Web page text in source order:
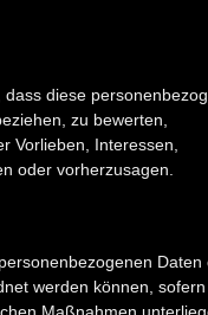
diese
zu bewerten,
Vorlieben, Interessen,
oder vorherzusagen.
Daten
werden können, sofern
Maßnahmen